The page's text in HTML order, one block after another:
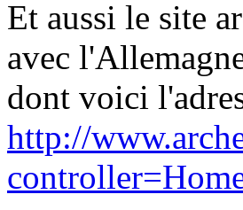
Et aussi le site
avec
dont voici
http://